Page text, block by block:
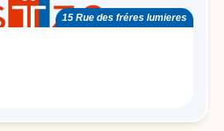
15 Rue des fréres lumieres